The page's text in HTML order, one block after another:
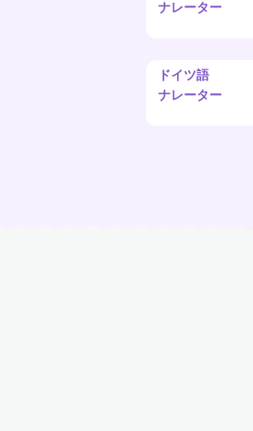
ナレーター
ドイツ語
ナレーター